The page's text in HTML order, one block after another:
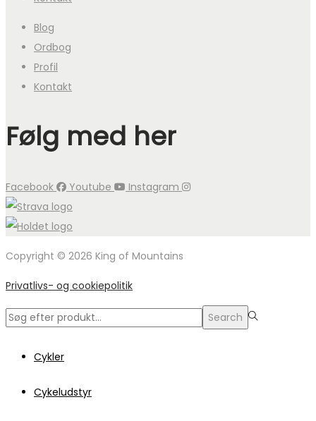
Blog
Ordbog
Profil
Kontakt
Følg med her
Facebook Youtube Instagram
Copyright © 2026 King of Mountains
Privatlivs- og cookiepolitik
Search
Search
Cykler
Cykeludstyr